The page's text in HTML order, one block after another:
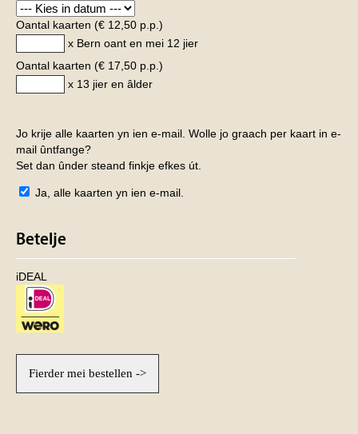
Oantal kaarten (€ 12,50 p.p.)
x Bern oant en mei 12 jier
Oantal kaarten (€ 17,50 p.p.)
x 13 jier en âlder
Jo krije alle kaarten yn ien e-mail. Wolle jo graach per kaart in e-
mail ûntfange?
Set dan ûnder steand finkje efkes út.
Ja, alle kaarten yn ien e-mail.
Betelje
iDEAL